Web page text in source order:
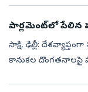
పార్లమెంట్‌లో పేలిన
సాక్షి, ఢిల్లీ:
కానుకల దొంగతనాలపై పార్లమెంటు